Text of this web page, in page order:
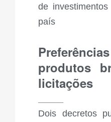
de
país
produtos
licitações
Dois decretos